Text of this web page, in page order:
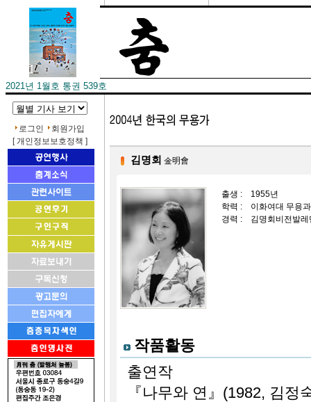
2021년 1월호 통권 539호
로그인
회원가입
[ 개인정보보호정책 ]
김명회 金明會
출생 :
1955년
학력 :
이화여대 무용
경력 :
김명회비전발
작품활동
출연작
『나무와 연』(1982, 김